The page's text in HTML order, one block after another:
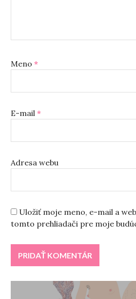
Meno*
E-mail*
Adresa webu
Uložiť moje meno, e-mail a
tomto prehliadači pre moje